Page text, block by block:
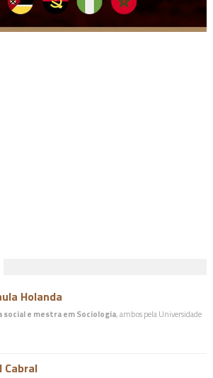
Holanda
e mestra em Sociologia, ambos pela Universidade
Cabral